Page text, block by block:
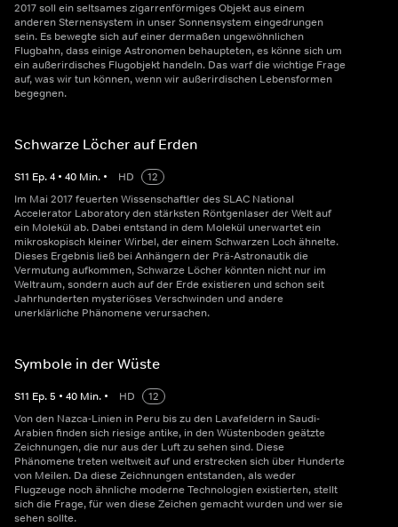
2017 soll ein seltsames zigarrenförmiges Objekt aus einem
anderen Sternensystem in unser Sonnensystem eingedrungen
sein. Es bewegte sich auf einer dermaßen ungewöhnlichen
Flugbahn, dass einige Astronomen behaupteten, es könne sich um
ein außerirdisches Flugobjekt handeln. Das warf die wichtige Frage
auf, was wir tun können, wenn wir außerirdischen Lebensformen
begegnen.
Schwarze Löcher auf Erden
S11 Ep.4 • 40 Min. • HD
12
Im Mai 2017 feuerten Wissenschaftler des SLAC National
Accelerator Laboratory den stärksten Röntgenlaser der Welt auf
ein Molekül ab. Dabei entstand in dem Molekül unerwartet ein
mikroskopisch kleiner Wirbel, der einem Schwarzen Loch ähnelte.
Dieses Ergebnis ließ bei Anhängern der Prä-Astronautik die
Vermutung aufkommen, Schwarze Löcher könnten nicht nur im
Weltraum, sondern auch auf der Erde existieren und schon seit
Jahrhunderten mysteriöses Verschwinden und andere
unerklärliche Phänomene verursachen.
Symbole in der Wüste
S11 Ep.5 • 40 Min. • HD
12
Von den Nazca-Linien in Peru bis zu den Lavafeldern in Saudi-
Arabien finden sich riesige antike, in den Wüstenboden geätzte
Zeichnungen, die nur aus der Luft zu sehen sind. Diese
Phänomene treten weltweit auf und erstrecken sich über Hunderte
von Meilen. Da diese Zeichnungen entstanden, als weder
Flugzeuge noch ähnliche moderne Technologien existierten, stellt
sich die Frage, für wen diese Zeichen gemacht wurden und wer sie
sehen sollte.